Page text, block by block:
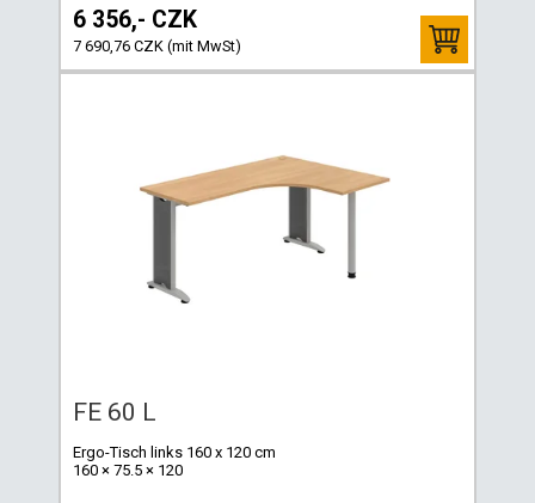
6 356,- CZK
7 690,76 CZK (mit MwSt)
FE 60 L
Ergo-Tisch links 160 x 120 cm
160 × 75.5 × 120